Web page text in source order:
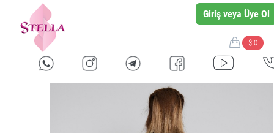
Giriş veya Üye Ol
$ 0